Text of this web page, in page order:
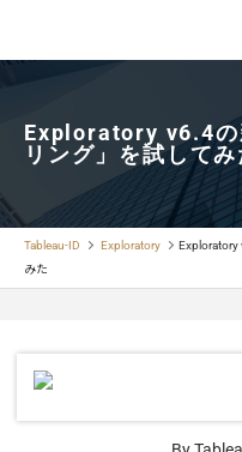
Exploratory v6.4の
リング」を試してみ
Tableau-ID Exploratory
Exploratory
みた